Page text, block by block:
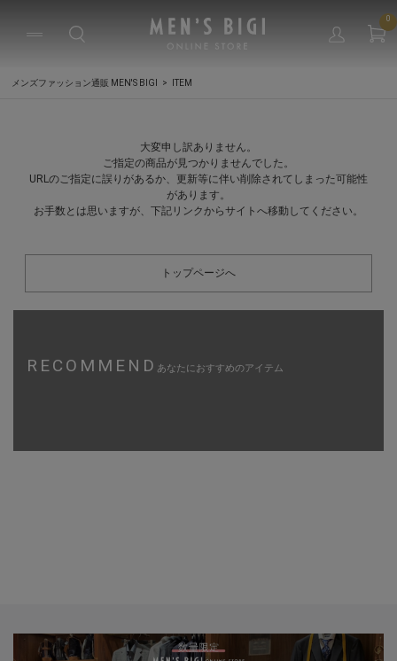
0
メンズファッション通販 MEN'S BIGI ITEM
大変申し訳ありません。
ご指定の商品が見つかりませんでした。
URLのご指定に誤りがあるか、更新等に伴い削除されてしまった可能性
があります。
お手数とは思いますが、下記リンクからサイトへ移動してください。
トップページへ
RECOMMEND あなたにおすすめのアイテム